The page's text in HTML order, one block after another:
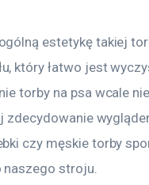
estetykę takiej
który łatwo jest
torby na psa wcale
zdecydowanie
czy męskie torby
naszego stroju.